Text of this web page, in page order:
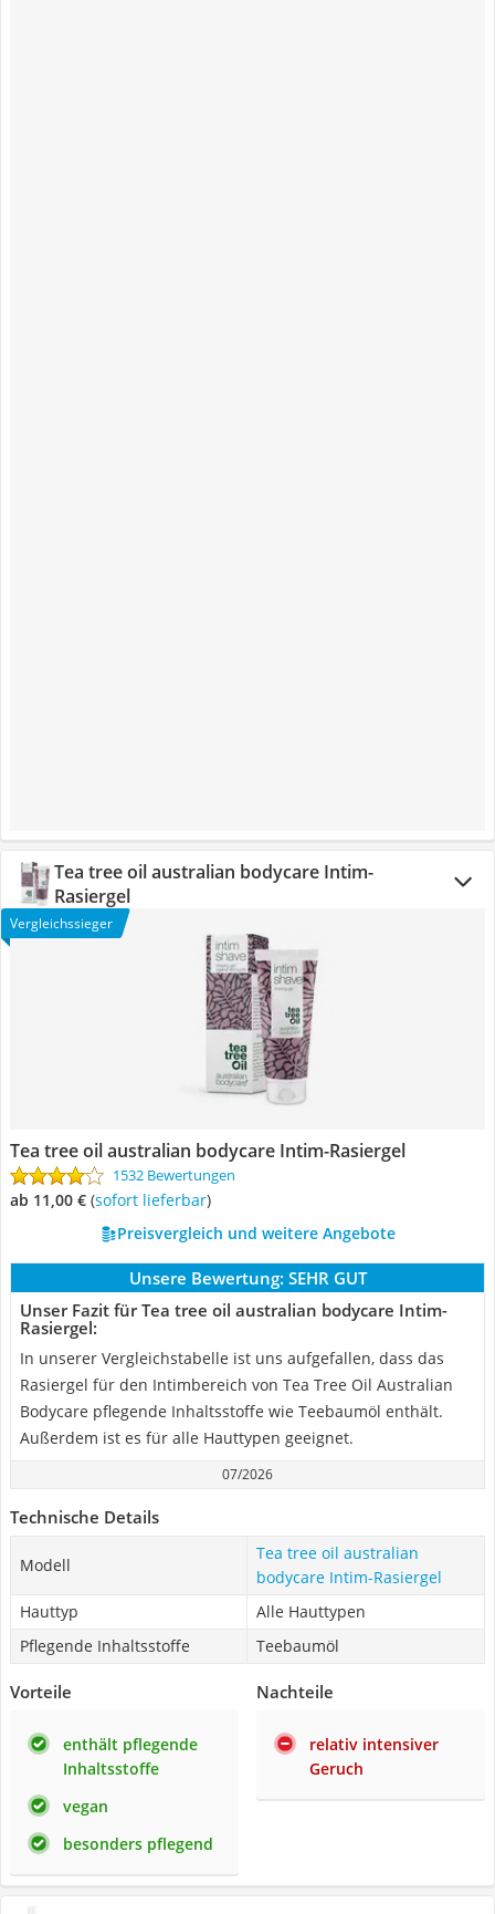
Tea tree oil australian bodycare Intim-
Rasiergel
Vergleichssieger
Tea tree oil australian bodycare Intim-Rasiergel
1532 Bewertungen
ab 11,00 € ( Sofort lieferbar)
Preisvergleich und weitere Angebote
Unsere Bewertung: SEHR GUT
Unser Fazit für Tea tree oil australian bodycare Intim-
Rasiergel:
In unserer Vergleichstabelle ist uns aufgefallen, dass das
Rasiergel für den Intimbereich von Tea Tree Oil Australian
Bodycare pflegende Inhaltsstoffe wie Teebaumöl enthält.
Außerdem ist es für alle Hauttypen geeignet.
07/2026
Technische Details
Modell
Tea tree oil australian
bodycare Intim-Rasiergel
Hauttyp
Alle Hauttypen
Pflegende Inhaltsstoffe
Teebaumöl
Vorteile
enthält pflegende
Inhaltsstoffe
vegan
besonders pflegend
Nachteile
relativ intensiver
Geruch